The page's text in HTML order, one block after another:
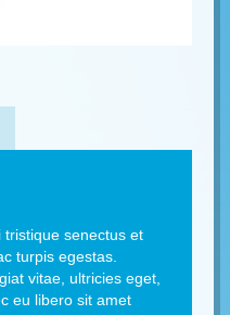
tristique senectus et
turpis egestas.
vitae, ultricies eget,
eu libero sit amet